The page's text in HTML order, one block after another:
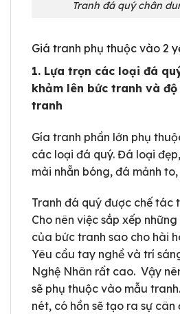
Tranh đá quý chân
Giá tranh phụ thuộc vào 2
1. Lựa trọn các loại đá
khảm lên bức tranh và
tranh
Gía tranh phần lớn phụ
các loại đá quý. Đá loại
mài nhẵn bóng, đá mảnh
Tranh đá quý được chế tác
Cho nên việc sắp xếp
của bức tranh sao cho hài
Yêu cầu tay nghề và trí
Nghệ Nhân rất cao. Vậy
sẽ phụ thuộc vào mẫu
nét, có hồn sẽ tạo ra sự